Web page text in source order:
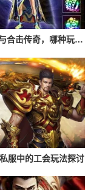
中变传奇与合击传奇，哪种玩法更适合你？
服中的工会玩法探讨